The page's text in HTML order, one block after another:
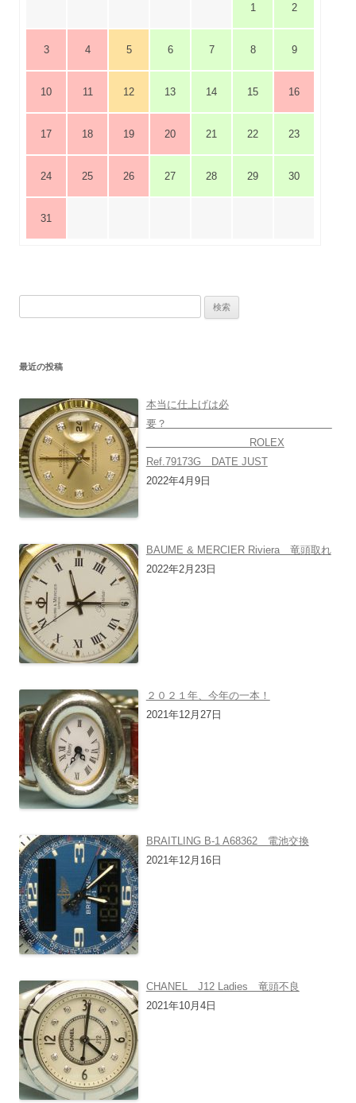
1 2
3 4 5 6 7 8 9
10 11 12 13 14 15 16
17 18 19 20 21 22 23
24 25 26 27 28 29 30
31
最近の投稿
本当に仕上げは必
要？
ROLEX
Ref.79173G DATE JUST
2022年4月9日
BAUME & MERCIER Riviera 竜頭取れ
2022年2月23日
２０２１年、今年の一本！
2021年12月27日
BRAITLING B-1 A68362 電池交換
2021年12月16日
CHANEL J12 Ladies 竜頭不良
2021年10月4日